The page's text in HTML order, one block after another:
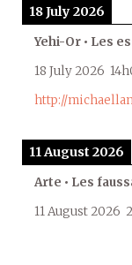
18 July 2026
Yehi-Or • Les
18 July 2026
http://
11 August 2026
Arte • Les
11 August 2026